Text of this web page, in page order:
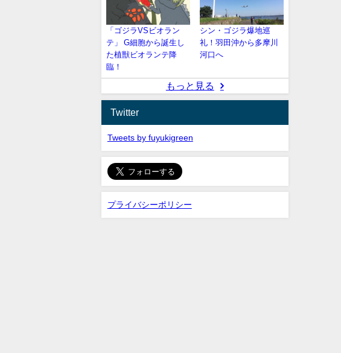
「ゴジラVSビオラン
テ」 G細胞から誕生し
た植獣ビオランテ降
臨！
シン・ゴジラ爆地巡
礼！羽田沖から多摩川
河口へ
もっと見る
Twitter
Tweets by fuyukigreen
プライバシーポリシー